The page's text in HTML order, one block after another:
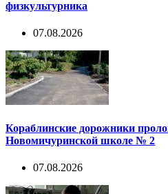
физкультурника
07.08.2026
Кораблинские дорожники
Новомичуринской школе № 2
07.08.2026